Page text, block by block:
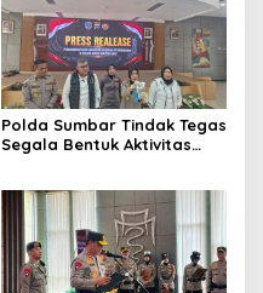
Polda Sumbar Tindak Tegas
Segala Bentuk Aktivitas
Lingkungan dan Merugikan
Negara